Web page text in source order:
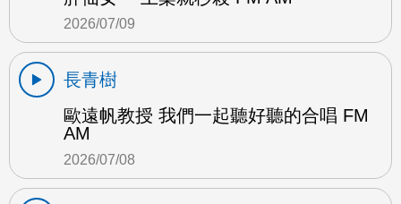
2026/07/09
長青樹
歐遠帆教授 我們一起聽好聽的合唱 FM
AM
2026/07/08